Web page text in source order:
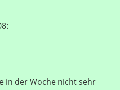
in der Woche nicht sehr